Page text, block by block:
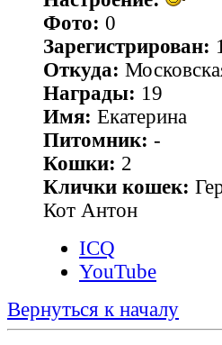
Фото: 0
Зарегистрирован:
Откуда:
Награды: 19
Имя: Екатерина
Питомник: -
Кошки: 2
Клички кошек:
Кот Антон
ICQ
YouTube
Вернуться к началу